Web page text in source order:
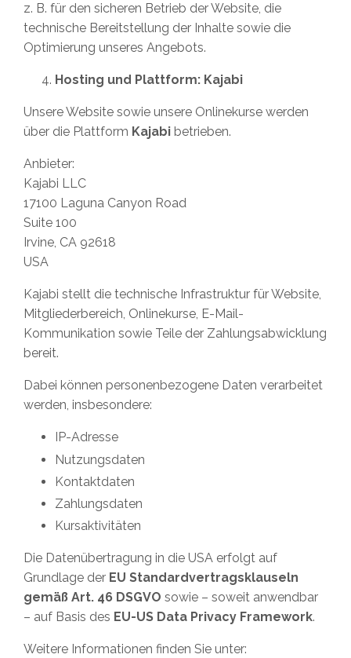
z. B. für den sicheren Betrieb der Website, die
technische Bereitstellung der Inhalte sowie die
Optimierung unseres Angebots.
Hosting und Plattform: Kajabi
Unsere Website sowie unsere Onlinekurse werden
über die Plattform Kajabi betrieben.
Anbieter:
Kajabi LLC
17100 Laguna Canyon Road
Suite 100
Irvine, CA 92618
USA
Kajabi stellt die technische Infrastruktur für Website,
Mitgliederbereich, Onlinekurse, E-Mail-
Kommunikation sowie Teile der Zahlungsabwicklung
bereit.
Dabei können personenbezogene Daten verarbeitet
werden, insbesondere:
IP-Adresse
Nutzungsdaten
Kontaktdaten
Zahlungsdaten
Kursaktivitäten
Die Datenübertragung in die USA erfolgt auf
Grundlage der EU Standardvertragsklauseln
gemäß Art. 46 DSGVO sowie – soweit anwendbar
– auf Basis des EU-US Data Privacy Framework.
Weitere Informationen finden Sie unter: